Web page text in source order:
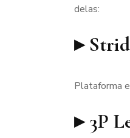
delas:
▸
Plataforma
▸ 3P